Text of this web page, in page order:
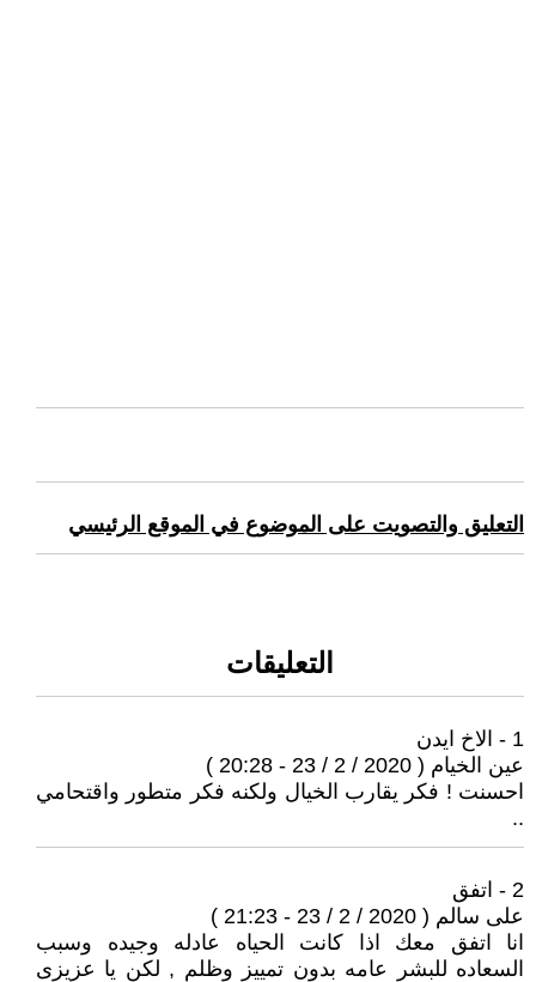
التعليق والتصويت على الموضوع في الموقع الرئيسي
التعليقات
1 - الاخ ايدن
عين الخيام ( 2020 / 2 / 23 - 20:28 )
احسنت ! فكر يقارب الخيال ولكنه فكر متطور واقتحامي
..
2 - اتفق
على سالم ( 2020 / 2 / 23 - 21:23 )
انا اتفق معك اذا كانت الحياه عادله وجيده وسبب
السعاده للبشر عامه بدون تمييز وظلم , لكن يا عزيزى